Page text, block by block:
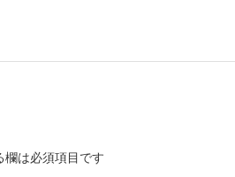
は必須項目です